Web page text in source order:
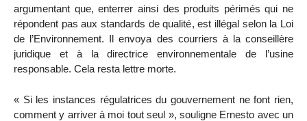
argumentant que, enterrer ainsi des produits périmés qui ne
répondent pas aux standards de qualité, est illégal selon la Loi
de l’Environnement. Il envoya des courriers à la conseillère
juridique et à la directrice environnementale de l’usine
responsable. Cela resta lettre morte.
« Si les instances régulatrices du gouvernement ne font rien,
comment y arriver à moi tout seul », souligne Ernesto avec un